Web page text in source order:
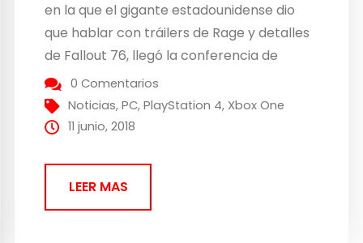
en la que el gigante estadounidense dio
que hablar con tráilers de Rage y detalles
de Fallout 76, llegó la conferencia de
Devolver Digital. Tuvimos algunos
problemas técnicos durante el comienzo
de la retransmisión, por lo que
0 Comentarios
Noticias,PC,PlayStation 4, Xbox One
11 junio, 2018
LEER MAS